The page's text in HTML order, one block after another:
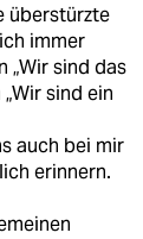
überstürzte
immer
„Wir sind das
sind ein
auch bei mir
erinnern.